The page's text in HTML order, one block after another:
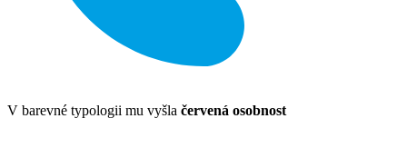
V barevné typologii mu vyšla červená osobnost